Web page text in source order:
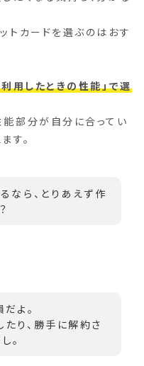
トカードを選ぶのはおす
利用したときの性能」で選
部分が自分に合ってい
す。
なら、とりあえず作
よ。
り、勝手に解約さ
。